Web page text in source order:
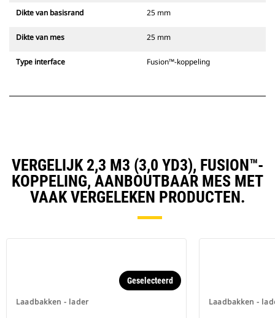
Dikte van basisrand 25 mm
Dikte van mes 25 mm
Type interface Fusion™-koppeling
VERGELIJK 2,3 M3 (3,0 YD3), FUSION™-
KOPPELING, AANBOUTBAAR MES MET
VAAK VERGELEKEN PRODUCTEN.
Laadbakken - lader
Geselecteerd
Laadbakken -